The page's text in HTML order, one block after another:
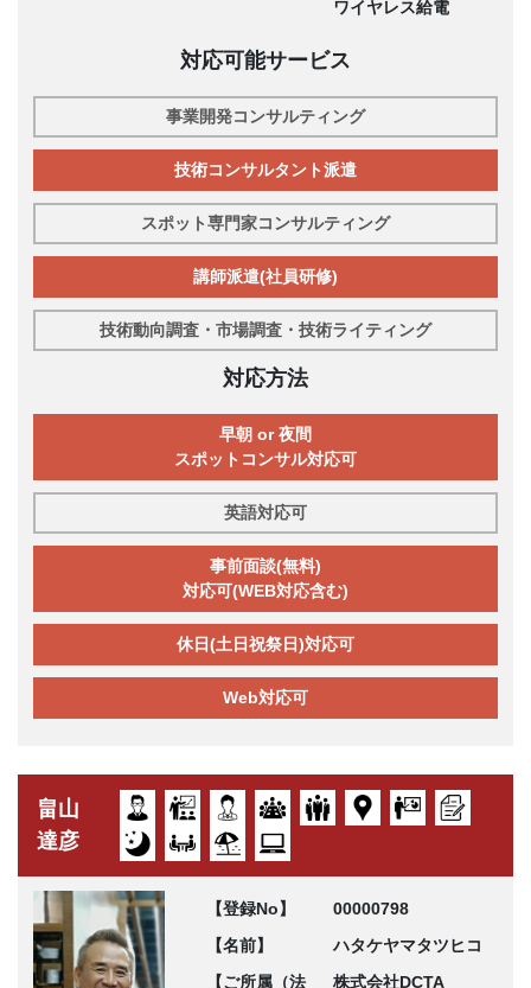
ワイヤレス給電
対応可能サービス
事業開発コンサルティング
技術コンサルタント派遣
スポット専門家コンサルティング
講師派遣(社員研修)
技術動向調査・市場調査・技術ライティング
対応方法
早朝 or 夜間
スポットコンサル対応可
英語対応可
事前面談(無料)
対応可(WEB対応含む)
休日(土日祝祭日)対応可
Web対応可
畠山
達彦
【登録No】
00000798
【名前】
ハタケヤマタツヒコ
【ご所属（法
株式会社DCTA